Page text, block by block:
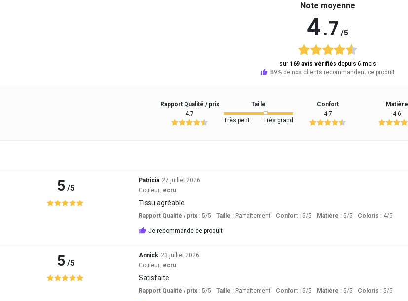
Note moyenne
4.7 /5
sur 169 avis vérifiés depuis 6 mois
89% de nos clients recommandent ce produit
Rapport Qualité / prix
4.7
Taille
Très petit Très grand
Confort
4.7
Matière
4.6
5/5
Patricia 27 juillet 2026
Couleur: ecru
Tissu agréable
Rapport Qualité / prix: 5/5 Taille : Parfaitement Confort: 5/5 Matière : 5/5 Coloris : 4/5
Je recommande ce produit
5/5
Annick 23 juillet 2026
Couleur: ecru
Satisfaite
Rapport Qualité / prix: 5/5 Taille : Parfaitement Confort: 5/5 Matière : 5/5 Coloris : 5/5